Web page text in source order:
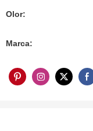
Olor:
Marca: